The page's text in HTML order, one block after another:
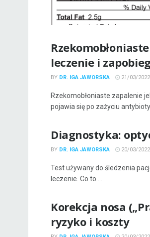
leczenie i
BY DR. IGA JAWORSKA 21/03/2022
Rzekomobłoniaste zapalenie
pojawia się po zażyciu
Diagnostyka:
BY DR. IGA JAWORSKA 20/03/2022
Test używany do śledzenia
leczenie. Co to ...
Korekcja nosa
ryzyko i koszty